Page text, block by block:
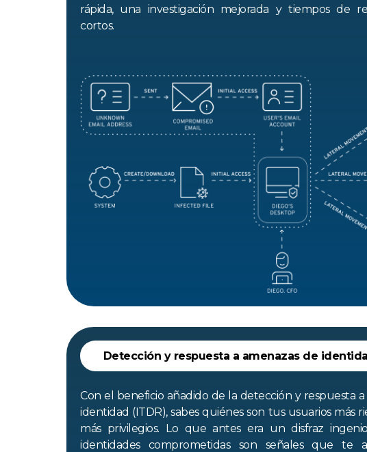
rápida, una investigación mejorada y tiempos de
cortos.
Detección y respuesta a amenazas de
Con el beneficio añadido de la detección y respuesta a
identidad (ITDR), sabes quiénes son tus usuarios más
más privilegios. Lo que antes era un disfraz
identidades comprometidas son señales que te